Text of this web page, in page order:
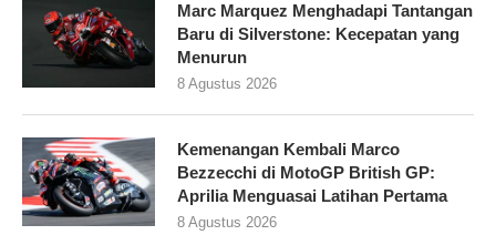
Marc Marquez Menghadapi Tantangan
Baru di Silverstone: Kecepatan yang
Menurun
8 Agustus 2026
Kemenangan Kembali Marco
Bezzecchi di MotoGP British GP:
Aprilia Menguasai Latihan Pertama
8 Agustus 2026